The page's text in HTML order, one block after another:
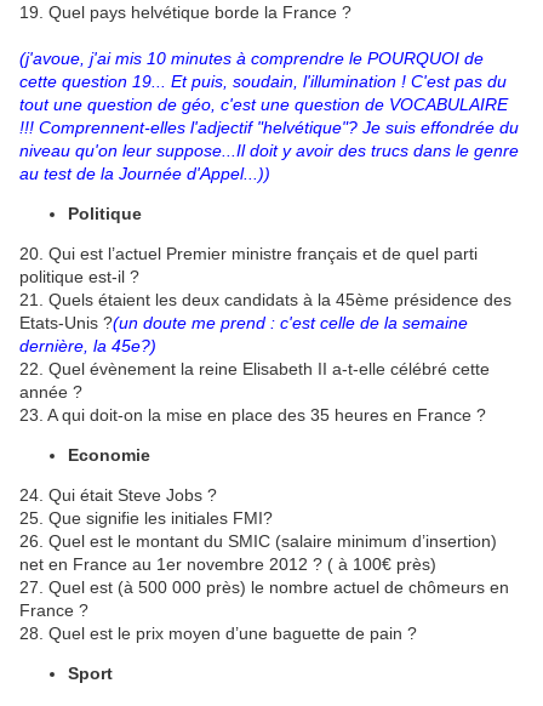
19. Quel pays helvétique borde la France ?
(j'avoue, j'ai mis 10 minutes à comprendre le POURQUOI de
cette question 19... Et puis, soudain, l'illumination ! C'est pas du
tout une question de géo, c'est une question de VOCABULAIRE
!!! Comprennent-elles l'adjectif "helvétique"? Je suis effondrée du
niveau qu'on leur suppose...Il doit y avoir des trucs dans le genre
au test de la Journée d'Appel...))
Politique
20. Qui est l’actuel Premier ministre français et de quel parti
politique est-il ?
21. Quels étaient les deux candidats à la 45ème présidence des
Etats-Unis ?(un doute me prend : c'est celle de la semaine
dernière, la 45e?)
22. Quel évènement la reine Elisabeth II a-t-elle célébré cette
année ?
23. A qui doit-on la mise en place des 35 heures en France ?
Economie
24. Qui était Steve Jobs ?
25. Que signifie les initiales FMI?
26. Quel est le montant du SMIC (salaire minimum d’insertion)
net en France au 1er novembre 2012 ? ( à 100€ près)
27. Quel est (à 500 000 près) le nombre actuel de chômeurs en
France ?
28. Quel est le prix moyen d’une baguette de pain ?
Sport